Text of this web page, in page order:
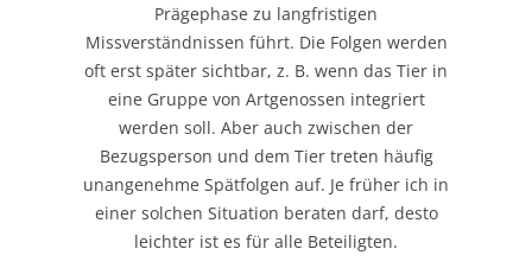
Prägephase zu langfristigen
Missverständnissen führt. Die Folgen werden
oft erst später sichtbar, z. B. wenn das Tier in
eine Gruppe von Artgenossen integriert
werden soll. Aber auch zwischen der
Bezugsperson und dem Tier treten häufig
unangenehme Spätfolgen auf. Je früher ich in
einer solchen Situation beraten darf, desto
leichter ist es für alle Beteiligten.